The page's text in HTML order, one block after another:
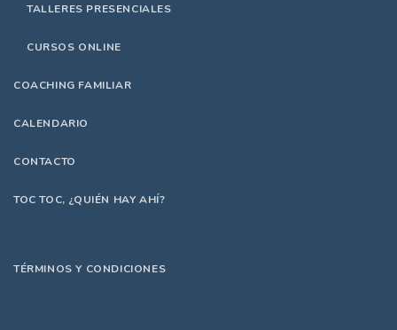
TALLERES PRESENCIALES
CURSOS ONLINE
COACHING FAMILIAR
CALENDARIO
CONTACTO
TOC TOC, ¿QUIÉN HAY AHÍ?
TÉRMINOS Y CONDICIONES